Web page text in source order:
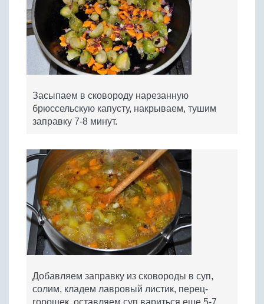
Засыпаем в сковороду нарезанную
брюссельскую капусту, накрываем, тушим
заправку 7-8 минут.
Добавляем заправку из сковороды в суп,
солим, кладем лавровый листик, перец-
горошек, оставляем суп вариться еще 5-7